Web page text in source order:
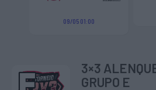
09/05 01:00
3×3
GRUPO E